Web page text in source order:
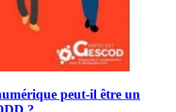
peut-il être un